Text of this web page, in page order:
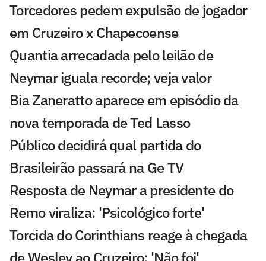
Torcedores pedem expulsão de jogador
em Cruzeiro x Chapecoense
Quantia arrecadada pelo leilão de
Neymar iguala recorde; veja valor
Bia Zaneratto aparece em episódio da
nova temporada de Ted Lasso
Público decidirá qual partida do
Brasileirão passará na Ge TV
Resposta de Neymar a presidente do
Remo viraliza: 'Psicológico forte'
Torcida do Corinthians reage à chegada